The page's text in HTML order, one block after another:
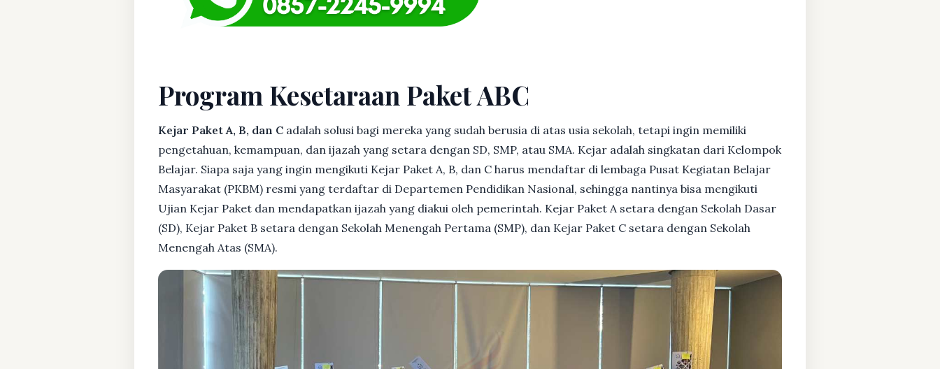
Program Kesetaraan Paket ABC
Kejar Paket A, B, dan C adalah solusi bagi mereka yang sudah berusia di atas usia sekolah, tetapi ingin memiliki
pengetahuan, kemampuan, dan ijazah yang setara dengan SD, SMP, atau SMA. Kejar adalah singkatan dari Kelompok
Belajar. Siapa saja yang ingin mengikuti Kejar Paket A, B, dan C harus mendaftar di lembaga Pusat Kegiatan Belajar
Masyarakat (PKBM) resmi yang terdaftar di Departemen Pendidikan Nasional, sehingga nantinya bisa mengikuti
Ujian Kejar Paket dan mendapatkan ijazah yang diakui oleh pemerintah. Kejar Paket A setara dengan Sekolah Dasar
(SD), Kejar Paket B setara dengan Sekolah Menengah Pertama (SMP), dan Kejar Paket C setara dengan Sekolah
Menengah Atas (SMA).